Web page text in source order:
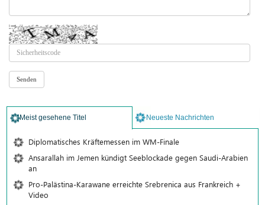
Meist gesehene Titel Neueste Nachrichten
Diplomatisches Kräftemessen im WM-Finale
Ansarallah im Jemen kündigt Seeblockade gegen Saudi-Arabien
an
Pro-Palästina-Karawane erreichte Srebrenica aus Frankreich +
Video